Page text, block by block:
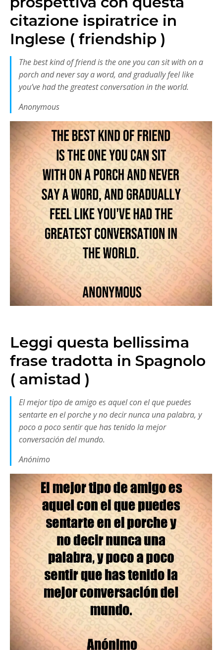
citazione ispiratrice in
Inglese ( friendship )
The best kind of friend is the one you can sit with on a
porch and never say a word, and gradually feel like
you’ve had the greatest conversation in the world.
Anonymous
Leggi questa bellissima
frase tradotta in Spagnolo
( amistad )
El mejor tipo de amigo es aquel con el que puedes
sentarte en el porche y no decir nunca una palabra, y
poco a poco sentir que has tenido la mejor
conversación del mundo.
Anónimo